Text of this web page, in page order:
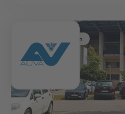
Gesundheitswesen